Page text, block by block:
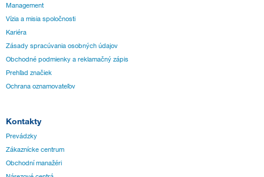
Management
Vízia a misia spoločnosti
Kariéra
Zásady spracúvania osobných údajov
Obchodné podmienky a reklamačný zápis
Prehľad značiek
Ochrana oznamovateľov
Kontakty
Prevádzky
Zákaznícke centrum
Obchodní manažéri